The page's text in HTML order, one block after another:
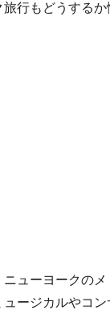
行もどうするか
ューヨークの
ージカルやコ